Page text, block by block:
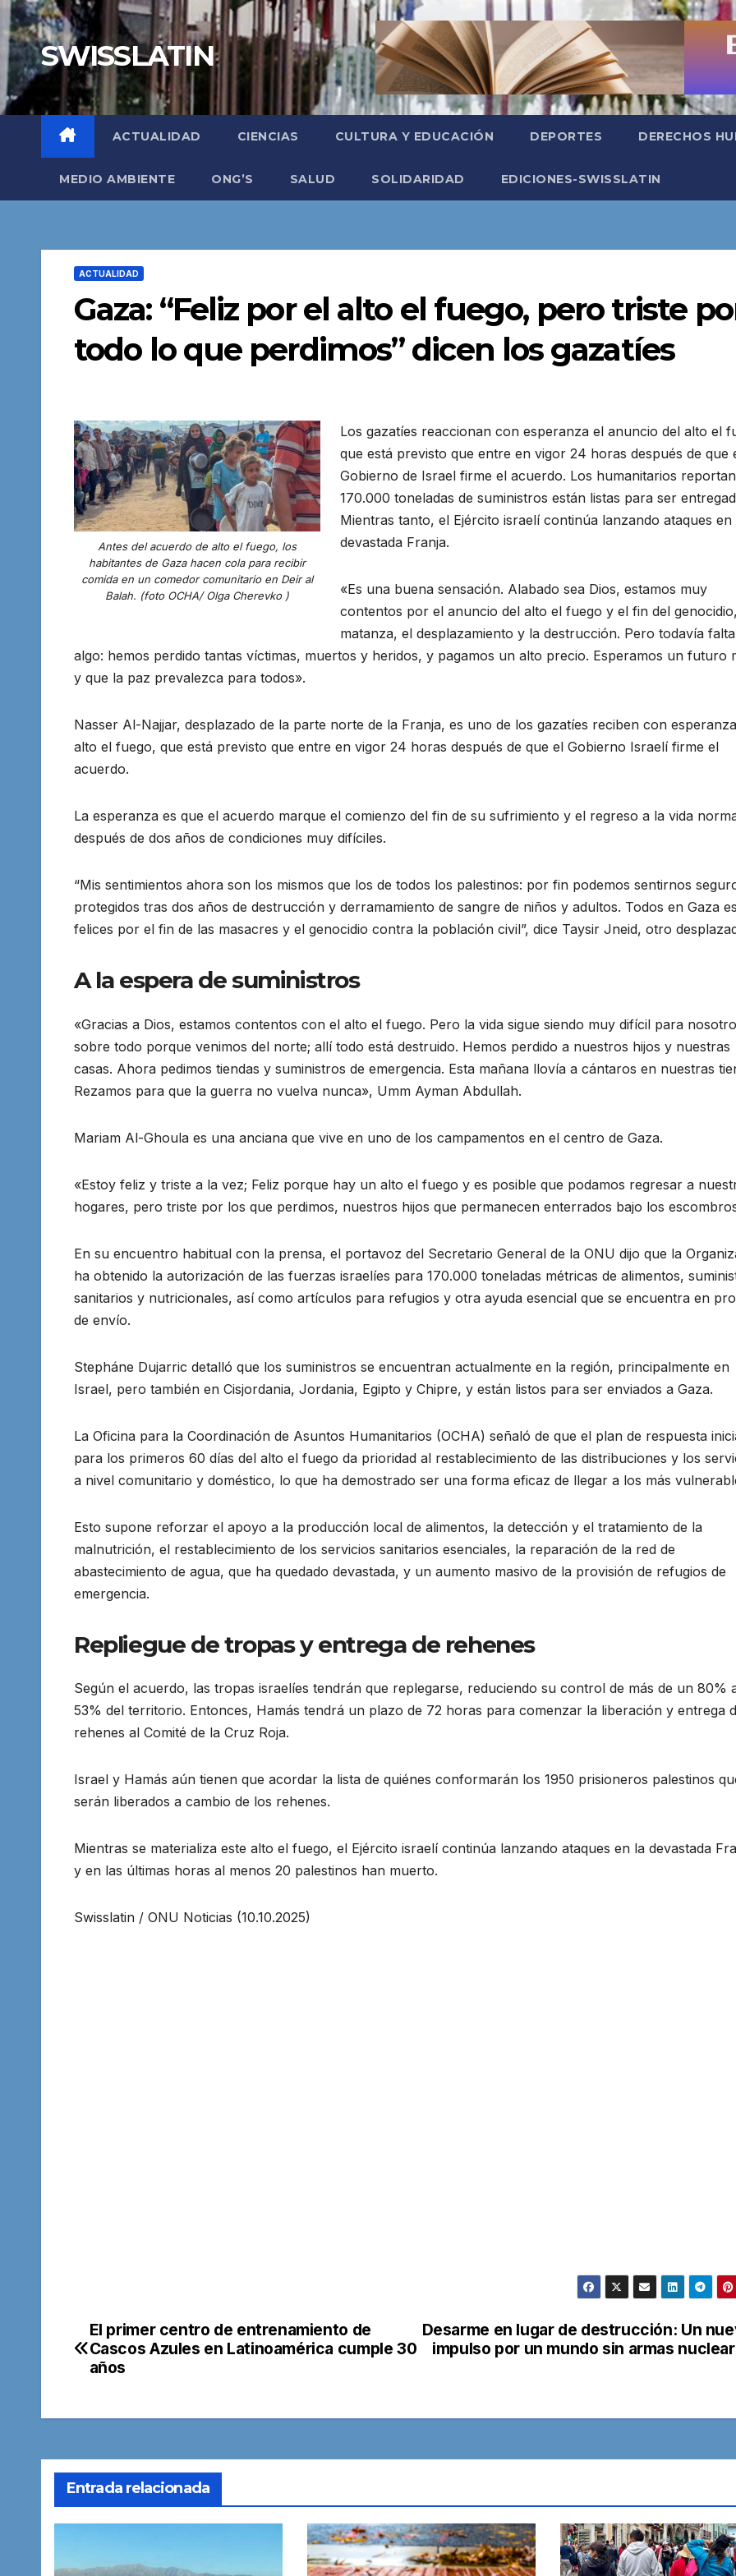
Saltar
al
contenidoSWISSLATIN
ACTUALIDAD CIENCIAS CULTURA Y EDUCACIÓN DEPORTES DERECHOS
MEDIO AMBIENTE ONG’S SALUD SOLIDARIDAD EDICIONES-SWISSLATIN
ACTUALIDAD
Gaza: “Feliz por el alto el fuego, pero triste
todo lo que perdimos” dicen los gazatíes
Antes del acuerdo de alto el fuego, los
habitantes de Gaza hacen cola para recibir
comida en un comedor comunitario en Deir al
Balah. (foto OCHA/ Olga Cherevko )
Los gazatíes reaccionan con esperanza el anuncio del alto el
que está previsto que entre en vigor 24 horas después de que
Gobierno de Israel firme el acuerdo. Los humanitarios
170.000 toneladas de suministros están listas para ser
Mientras tanto, el Ejército israelí continúa lanzando ataques en
devastada Franja.
«Es una buena sensación. Alabado sea Dios, estamos muy
contentos por el anuncio del alto el fuego y el fin del
matanza, el desplazamiento y la destrucción. Pero todavía falta
algo: hemos perdido tantas víctimas, muertos y heridos, y pagamos un alto precio. Esperamos un futuro
y que la paz prevalezca para todos».
Nasser Al-Najjar, desplazado de la parte norte de la Franja, es uno de los gazatíes reciben con
alto el fuego, que está previsto que entre en vigor 24 horas después de que el Gobierno Israelí firme el
acuerdo.
La esperanza es que el acuerdo marque el comienzo del fin de su sufrimiento y el regreso a la vida
después de dos años de condiciones muy difíciles.
“Mis sentimientos ahora son los mismos que los de todos los palestinos: por fin podemos sentirnos
protegidos tras dos años de destrucción y derramamiento de sangre de niños y adultos. Todos en Gaza
felices por el fin de las masacres y el genocidio contra la población civil”, dice Taysir Jneid, otro
A la espera de suministros
«Gracias a Dios, estamos contentos con el alto el fuego. Pero la vida sigue siendo muy difícil para
sobre todo porque venimos del norte; allí todo está destruido. Hemos perdido a nuestros hijos y nuestras
casas. Ahora pedimos tiendas y suministros de emergencia. Esta mañana llovía a cántaros en nuestras
Rezamos para que la guerra no vuelva nunca», Umm Ayman Abdullah.
Mariam Al-Ghoula es una anciana que vive en uno de los campamentos en el centro de Gaza.
«Estoy feliz y triste a la vez; Feliz porque hay un alto el fuego y es posible que podamos regresar a
hogares, pero triste por los que perdimos, nuestros hijos que permanecen enterrados bajo los
En su encuentro habitual con la prensa, el portavoz del Secretario General de la ONU dijo que la
ha obtenido la autorización de las fuerzas israelíes para 170.000 toneladas métricas de alimentos,
sanitarios y nutricionales, así como artículos para refugios y otra ayuda esencial que se encuentra en
de envío.
Stepháne Dujarric detalló que los suministros se encuentran actualmente en la región, principalmente en
Israel, pero también en Cisjordania, Jordania, Egipto y Chipre, y están listos para ser enviados a Gaza.
La Oficina para la Coordinación de Asuntos Humanitarios (OCHA) señaló de que el plan de respuesta
para los primeros 60 días del alto el fuego da prioridad al restablecimiento de las distribuciones y los
a nivel comunitario y doméstico, lo que ha demostrado ser una forma eficaz de llegar a los más
Esto supone reforzar el apoyo a la producción local de alimentos, la detección y el tratamiento de la
malnutrición, el restablecimiento de los servicios sanitarios esenciales, la reparación de la red de
abastecimiento de agua, que ha quedado devastada, y un aumento masivo de la provisión de refugios de
emergencia.
Repliegue de tropas y entrega de rehenes
Según el acuerdo, las tropas israelíes tendrán que replegarse, reduciendo su control de más de un 80%
53% del territorio. Entonces, Hamás tendrá un plazo de 72 horas para comenzar la liberación y entrega
rehenes al Comité de la Cruz Roja.
Israel y Hamás aún tienen que acordar la lista de quiénes conformarán los 1950 prisioneros palestinos
serán liberados a cambio de los rehenes.
Mientras se materializa este alto el fuego, el Ejército israelí continúa lanzando ataques en la devastada
y en las últimas horas al menos 20 palestinos han muerto.
Swisslatin / ONU Noticias (10.10.2025)
Navegación
de
Desarme en lugar de destrucción: Un
impulso por un mundo sin armas
El primer centro de entrenamiento de
Cascos Azules en Latinoamérica cumple 30
años
Entrada relacionada